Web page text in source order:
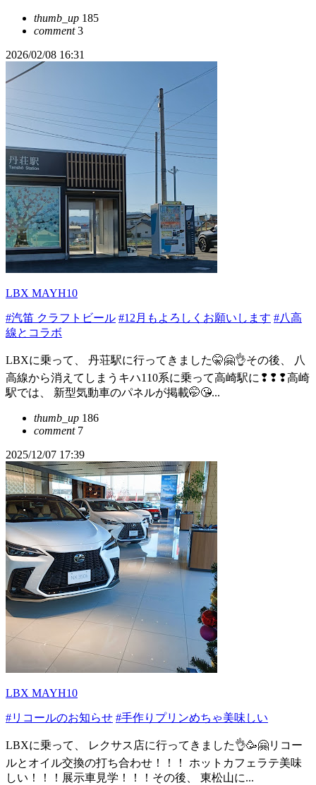
thumb_up 185
comment3
2026/02/08 16:31
LBX MAYH10
#汽笛 クラフトビール #12月もよろしくお願いします #八高
線とコラボ
LBXに乗って、 丹荘駅に行ってきました🤫🤗👌その後、 八
高線から消えてしまうキハ110系に乗って高崎駅に❢❢❢高崎
駅では、 新型気動車のパネルが掲載🤭😘...
thumb_up 186
comment7
2025/12/07 17:39
LBX MAYH10
#リコールのお知らせ #手作りプリンめちゃ美味しい
LBXに乗って、 レクサス店に行ってきました👌🥳🤗リコー
ルとオイル交換の打ち合わせ！！！ ホットカフェラテ美味
しい！！！展示車見学！！！その後、 東松山に...